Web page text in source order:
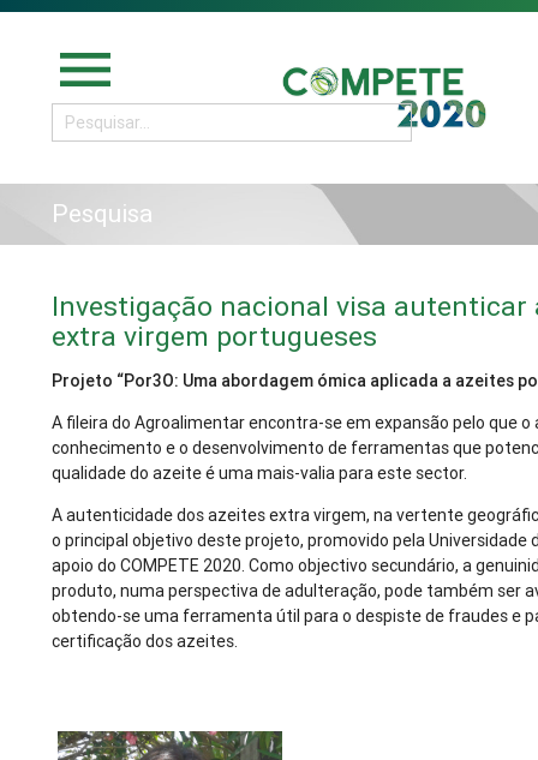
menu
Pesquisa
Investigação nacional visa autenticar
extra virgem portugueses
Projeto “Por3O: Uma abordagem ómica aplicada a azeites
A fileira do Agroalimentar encontra-se em expansão pelo que
conhecimento e o desenvolvimento de ferramentas que
qualidade do azeite é uma mais-valia para este sector.
A autenticidade dos azeites extra virgem, na vertente
o principal objetivo deste projeto, promovido pela Universidade
apoio do COMPETE 2020. Como objectivo secundário, a
produto, numa perspectiva de adulteração, pode também ser
obtendo-se uma ferramenta útil para o despiste de fraudes e
certificação dos azeites.